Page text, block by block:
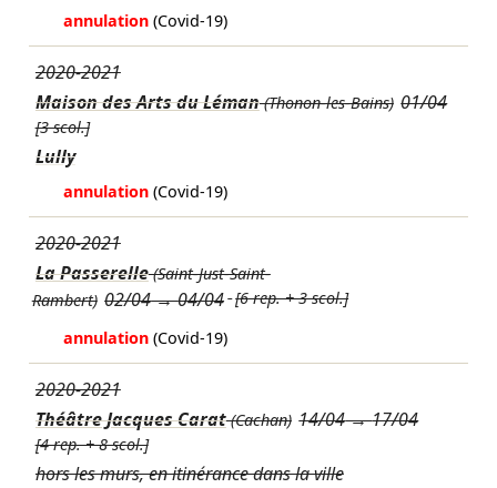
annulation (Covid-19)
2020-2021
Maison des Arts du Léman(Thonon-les-Bains) 01/04
[3 scol.]
Lully
annulation (Covid-19)
2020-2021
La Passerelle(Saint-Just-Saint-
Rambert) 02/04→04/04 [6 rep. + 3 scol.]
annulation (Covid-19)
2020-2021
Théâtre Jacques Carat(Cachan) 14/04→17/04
[4 rep. + 8 scol.]
hors les murs, en itinérance dans la ville